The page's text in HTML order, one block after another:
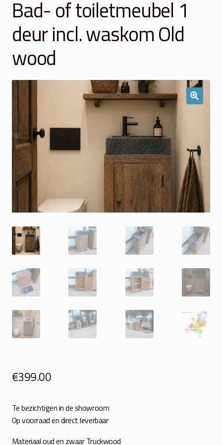
Winkelmand
Over Ons
Veelgestelde vragen
Bad- of toiletmeubel 1
deur incl. waskom Old
wood
€399.00
Te bezichtigen in de showroom
Op voorraad en direct leverbaar
Materiaal oud en zwaar Truckwood